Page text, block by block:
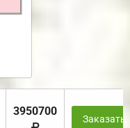
3950700
Заказать